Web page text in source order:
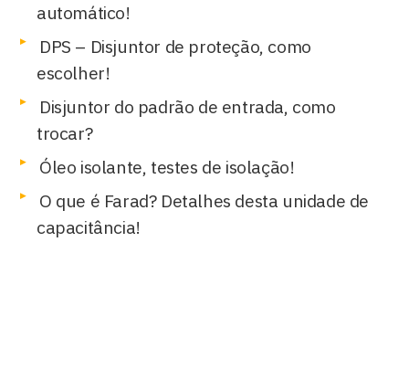
automático!
DPS – Disjuntor de proteção, como
escolher!
Disjuntor do padrão de entrada, como
trocar?
Óleo isolante, testes de isolação!
O que é Farad? Detalhes desta unidade de
capacitância!